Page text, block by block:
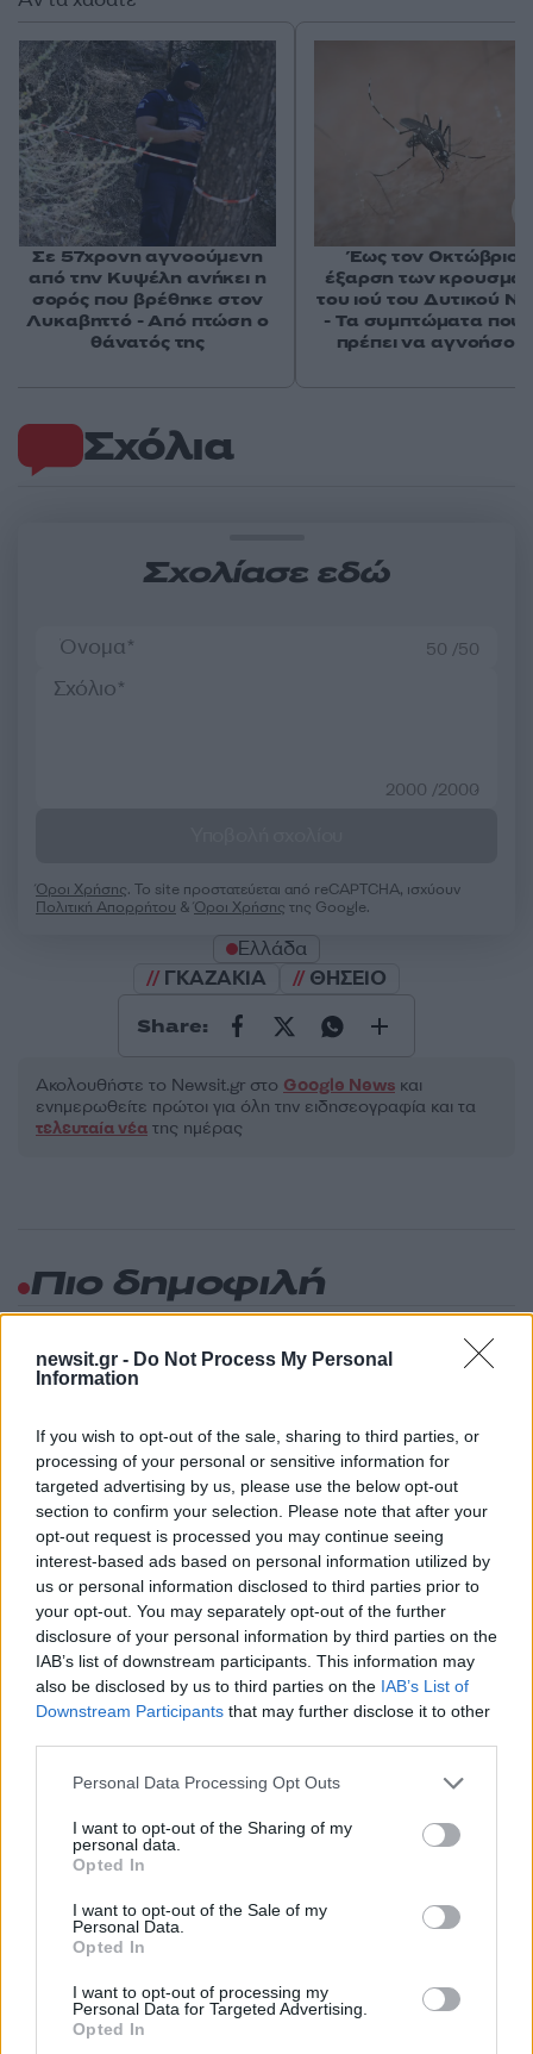
newsit.gr - Do Not Process My Personal
Information
If you wish to opt-out of the sale, sharing to third parties, or
processing of your personal or sensitive information for
targeted advertising by us, please use the below opt-out
section to confirm your selection. Please note that after your
opt-out request is processed you may continue seeing
interest-based ads based on personal information utilized by
us or personal information disclosed to third parties prior to
your opt-out. You may separately opt-out of the further
disclosure of your personal information by third parties on the
IAB’s list of downstream participants. This information may
also be disclosed by us to third parties on the IAB’s List of
Downstream Participants that may further disclose it to other
Please note that this website/app uses one or more Google
not limited to your visit or usage behaviour. You may click to
grant or deny consent to Google and its third-party tags to
use your data for below specified purposes in below Google
consent section.
Personal Data Processing Opt Outs
I want to opt-out of the Sharing of my
personal data.
Opted In
I want to opt-out of the Sale of my
Personal Data.
Opted In
I want to opt-out of processing my
Personal Data for Targeted Advertising.
Opted In
Σχόλια
Σχολίασε εδώ
50 /50
2000 /2000
Όροι Χρήσης. Το site προστατεύεται από reCAPTCHA, ισχύουν
Πολιτική Απορρήτου &Όροι Χρήσης της Google.
Ελλάδα
ΓΚΑΖΑΚΙΑ
ΘΗΣΕΙΟ
Share:
Ακολουθήστε το Νewsit.gr στο Google News και
ενημερωθείτε πρώτοι για όλη την ειδησεογραφία και τα
τελευταία νέα της ημέρας
Σε 57χρονη αγνοούμενη
από την Κυψέλη ανήκει η
σορός που βρέθηκε στον
Λυκαβηττό - Από πτώση ο
θάνατός της
Έως τον Οκτώβριο
έξαρση των
του ιού του Δυτικού
- Τα συμπτώματα που
πρέπει να
Πιο δημοφιλή
Τουρίστας ρωτούσε πόσο να πληρώσει για
να ασελγήσει σε 10χρονο κορίτσι - Το παιδί
2Δεν ήταν μόνο η ταχύτητα που οδήγησε
στο τροχαίο στις Σέρρες με νεκρούς μητέρα
και γιο - «Ίσως κάτι απέσπασε την προσοχή
του οδηγού» λέει πραγματογνώμονας
3Μυστράς: Αλλαγή στην υπερασπιστική
γραμμή του 55χρονου που έκρυψε τον
νεκρό πατέρα του σε καταψύκτη – Η
αγάπη στους γονείς και η διαφωνία με την
αδερφή του
4Τραγωδία στις Σέρρες: «Τα έχασα όλα, κάτι
με τράβαγε στην καρδιά μου», λέει ο
άνδρας που έχασε σύζυγο και γιο στο
τροχαίο
5Ανησυχία από το ξέσπασμα του ιού του
Δυτικού Νείλου με κρούσματα στην Αττική
- «Καμπανάκι» από τον Ιατρικό Σύλλογο
Αθηνών για την προστασία της δημόσιας
υγείας
Πιο σχολιασμένα
να απολογηθεί την Τρίτη – «Είναι αθώα,
συμμετείχε στη διαδήλωση όπως και
100.000 άτομα»